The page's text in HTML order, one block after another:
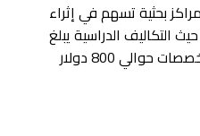
بحثية تسهم في إثراء
التكاليف الدراسية يبلغ
متوسط الرسوم في مختلف التخصصات حوالي 800 دولار